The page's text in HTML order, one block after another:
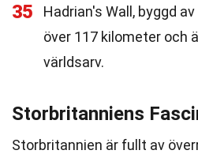
35
Hadrian's Wall, byggd
över 117 kilometer och
världsarv.
Storbritanniens
Storbritannien är fullt av